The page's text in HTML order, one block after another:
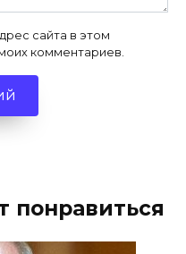
сайта в этом
комментариев.
понравиться